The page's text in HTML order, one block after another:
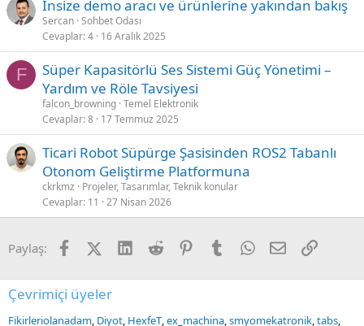
Insize demo aracı ve ürünlerine yakından bakış
Sercan Sohbet Odası
Cevaplar 4 16 Aralık 2025
F
Süper Kapasitörlü Ses Sistemi Güç Yönetimi –
Yardım ve Röle Tavsiyesi
falcon_browning Temel Elektronik
Cevaplar 8 17 Temmuz 2025
Ticari Robot Süpürge Şasisinden ROS2 Tabanlı
Otonom Geliştirme Platformuna
ckrkmz
Projeler, Tasarımlar, Teknik konular
Cevaplar 11 27 Nisan 2026
Paylaş: FacebookX (Twitter)
LinkedIn
Reddit PinterestTumblrWhatsApp
E-postaLink
Çevrimiçi üyeler
Fikirleriolanadam Diyot HexfeT ex_machina smyomekatronik tabs